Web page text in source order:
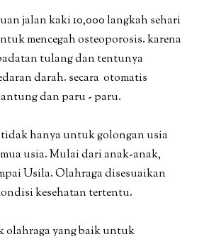
jalan kaki 10,000 langkah sehari
mencegah osteoporosis. karena
tulang dan tentunya
darah. secara otomatis
dan paru - paru.
hanya untuk golongan usia
usia. Mulai dari anak-anak,
Usila. Olahraga disesuaikan
kesehatan tertentu.
olahraga yang baik untuk